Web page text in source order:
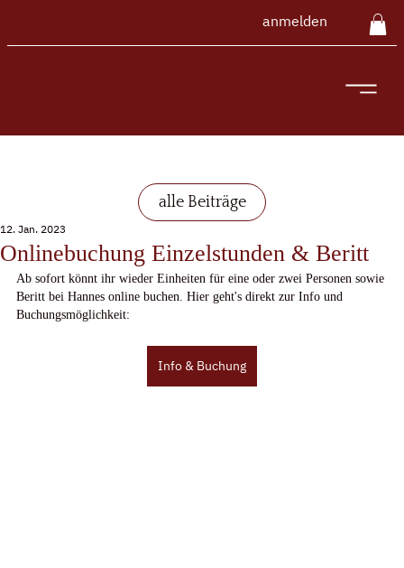
anmelden
alle Beiträge
Onlinebuchung Einzelstunden & Beritt
12. Jan. 2023
Ab sofort könnt ihr wieder Einheiten für eine oder zwei Personen sowie
Beritt bei Hannes online buchen. Hier geht's direkt zur Info und
Buchungsmöglichkeit:
Info & Buchung